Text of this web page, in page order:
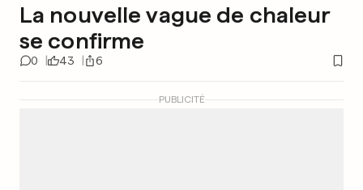
La nouvelle vague de chaleur
se confirme
0 43 6
PUBLICITÉ